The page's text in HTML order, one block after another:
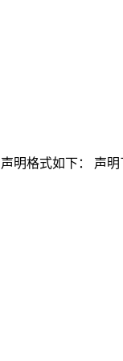
明格式如下： 声